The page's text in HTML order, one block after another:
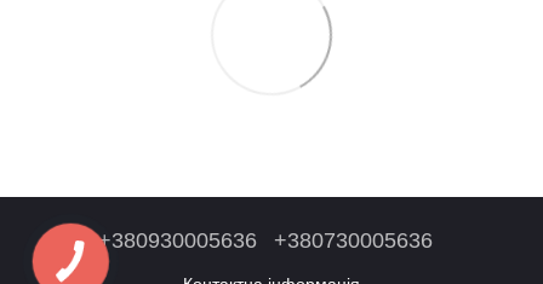
+380930005636 +380730005636